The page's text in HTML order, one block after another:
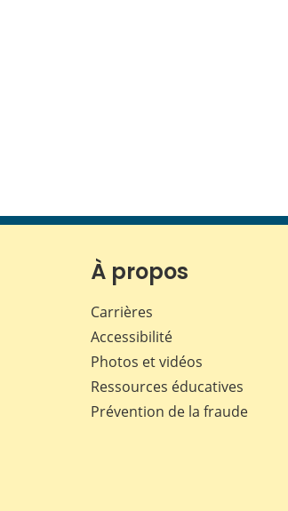
À propos
Carrières
Accessibilité
Photos et vidéos
Ressources éducatives
Prévention de la fraude